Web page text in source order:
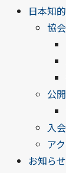
日本知
協
公
入
ア
お知らせ